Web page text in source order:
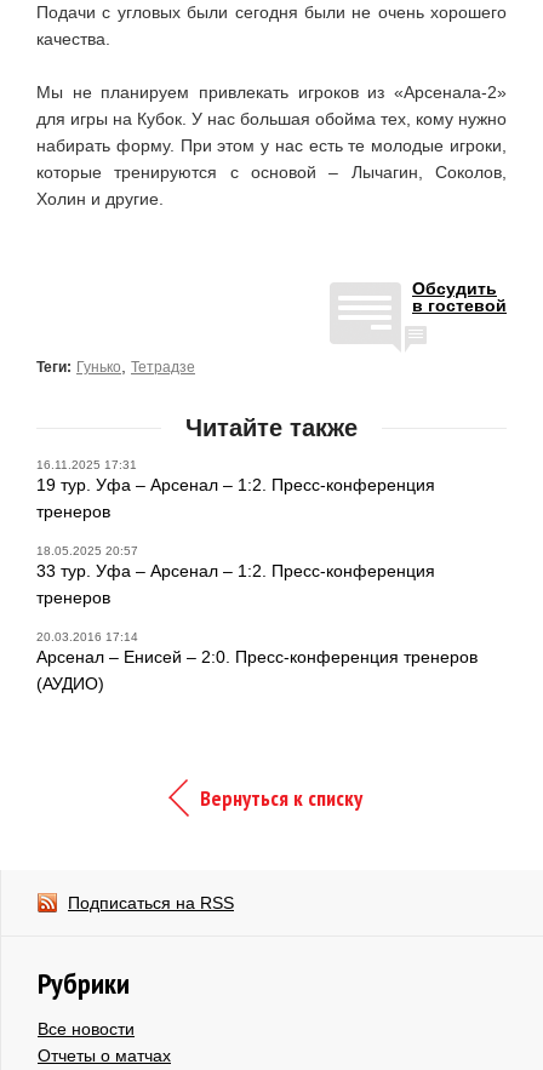
Подачи с угловых были сегодня были не очень хорошего
качества.
Мы не планируем привлекать игроков из «Арсенала-2»
для игры на Кубок. У нас большая обойма тех, кому нужно
набирать форму. При этом у нас есть те молодые игроки,
которые тренируются с основой – Лычагин, Соколов,
Холин и другие.
Обсудить
в гостевой
Теги: Гунько Тетрадзе
Читайте также
16.11.2025 17:31
19 тур. Уфа – Арсенал – 1:2. Пресс-конференция
тренеров
18.05.2025 20:57
33 тур. Уфа – Арсенал – 1:2. Пресс-конференция
тренеров
20.03.2016 17:14
Арсенал – Енисей – 2:0. Пресс-конференция тренеров
(АУДИО)
Вернуться к списку
Подписаться на RSS
Рубрики
Все новости
Отчеты о матчах